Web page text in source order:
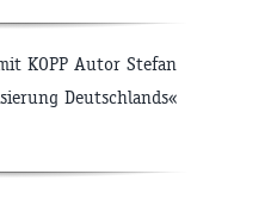
KOPP Autor Stefan
Deutschlands«